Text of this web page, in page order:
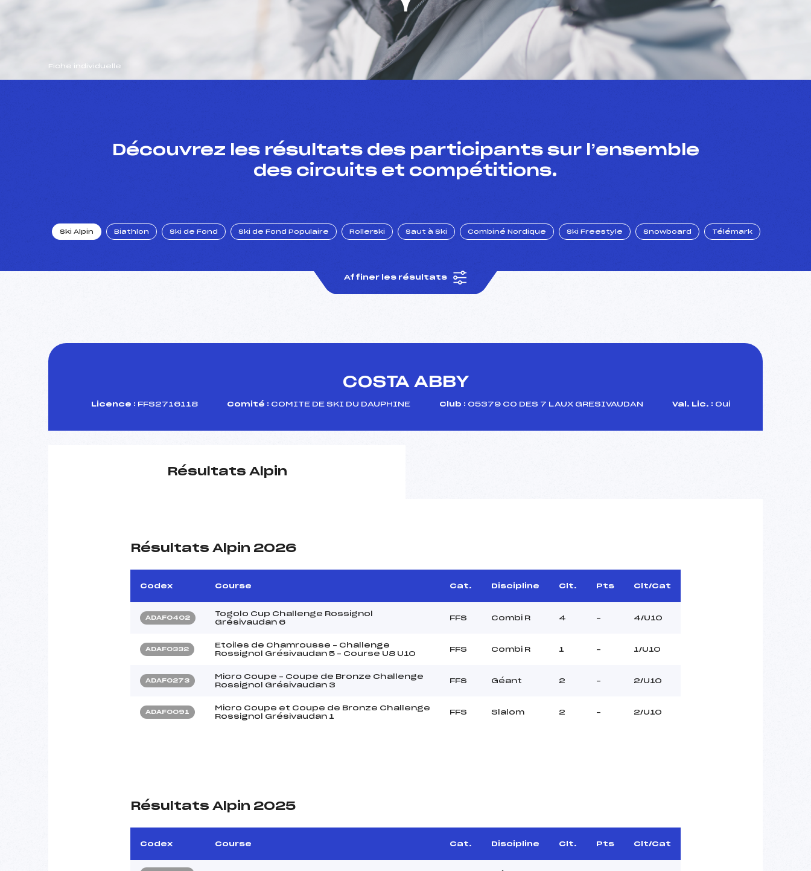
Fiche individuelle
Découvrez les résultats des participants sur l’ensemble
des circuits et compétitions.
Ski Alpin Biathlon Ski de Fond Ski de Fond Populaire Rollerski Saut à Ski Combiné Nordique Ski Freestyle Snowboard Télémark
Affiner les résultats
COSTA ABBY
Licence : FFS2716118 Comité : COMITE DE SKI DU DAUPHINE Club : 05379 CO DES 7 LAUX GRESIVAUDAN Val. Lic. : Oui
Résultats Alpin
Résultats Alpin 2026
Codex Course Cat. Discipline Clt. Pts Clt/Cat
ADAF0402
Togolo Cup Challenge Rossignol
Grésivaudan 6
FFS Combi R 4 – 4/U10
ADAF0332
Etoiles de Chamrousse – Challenge
Rossignol Grésivaudan 5 – Course U8 U10
FFS Combi R 1 – 1/U10
ADAF0273
Micro Coupe – Coupe de Bronze Challenge
Rossignol Grésivaudan 3
FFS Géant 2 – 2/U10
ADAF0091
Micro Coupe et Coupe de Bronze Challenge
Rossignol Grésivaudan 1
FFS Slalom 2 – 2/U10
Résultats Alpin 2025
Codex Course Cat. Discipline Clt. Pts Clt/Cat